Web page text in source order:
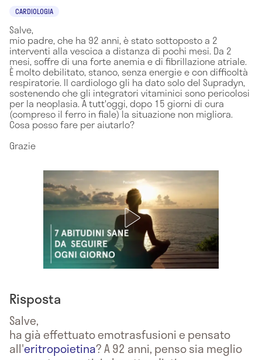
CARDIOLOGIA
Salve,
mio padre, che ha 92 anni, è stato sottoposto a 2
interventi alla vescica a distanza di pochi mesi. Da 2
mesi, soffre di una forte anemia e di fibrillazione atriale.
È molto debilitato, stanco, senza energie e con difficoltà
respiratorie. Il cardiologo gli ha dato solo del Supradyn,
sostenendo che gli integratori vitaminici sono pericolosi
per la neoplasia. A tutt'oggi, dopo 15 giorni di cura
(compreso il ferro in fiale) la situazione non migliora.
Cosa posso fare per aiutarlo?
Grazie
Risposta
Salve,
ha già effettuato emotrasfusioni e pensato
all'eritropoietina? A 92 anni, penso sia meglio